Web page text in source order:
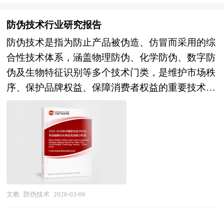
报告对于共享小型仓库产品生产企业、经销商、行
业管理部门以及拟进入该行业的投资者具有重要的
参考价值，对于研究我国共享小型仓库行业发展规
律、提高企业的运营效率、促进企业的发展壮大有
学术和实践的双重意义。
政策经济发展环境对体育用品行业潜在的风险和防
范建议进行分析。 《2026年版体育用品产业规划
专项研究报告》由中研产业规划院领衔制作，精英
专家团队在上千个重大项目积累了宝贵经验，为项
目成功落地保驾护航。中研产业规划院率先在业内
提出“全流程一体化”综合解决方案，提供从前期拿
地策划、定位策划、概念规划、空间规划、总体规
划、城市设计、建筑设计、景观设计、IP设计、商
业模式设计、招商、投资、运营等一系列咨询服
务。 中研普华通过对体育用品行业长期跟踪监
测，分析体育用品行业需求、供给、经营特性、获
取能力、产业链和价值链等多方面的内容，整合行
政策性开发性金融工具成为重要资金来源，特许经
营新机制、基础设施REITs等创新模式逐步推广，
但项目收益自平衡、社会资本参与积极性、长期运
营效率等关键问题仍需探索解决。在市场竞争方
面，央企和地方国企凭借资质、资金、信用优势在
价中标现象普遍，专业化、精细化的运营服务能力
不足；民营企业在细分领域和专业技术服务方面保
持活力，但市场准入壁垒和回款风险制约发展空
间。与此同时，行业面临建设标准体系滞后、智慧
化水平不高、全生命周期管理理念薄弱、应急保障
能力不足等深层挑战。 展望未来，市政工程产业
人才短缺、监管体系待完善等典型特征。随着单身
物服务已从边缘性补充消费演进为宠物经济的核心
增长极，其产业价值正从单一服务交付向"服务+内
容+社群"的情感生态构建深度延伸。 当前中国宠
物服务产业正处于从"野蛮生长"向"规范发展"转
型、从"个体作坊"向"连锁品牌"升级的关键成长
期。经过多年市场培育，我国已形成覆盖一二线城
市及下沉市场的宠物服务网络，宠物医疗连锁化率
有所提升，部分头部品牌在标准化运营、数字化管
理及会员体系建设方面取得突破，线上预约、上门
服务等新业态快速涌现，宠物保险渗透率稳步提
高。展望"十五五"时期，中国宠物服务行业将迎来
防伪技术行业研究报告
防伪技术是指为防止产品被伪造、仿冒而采用的综
合性技术体系，涵盖物理防伪、化学防伪、数字防
伪及生物特征识别等多个技术门类，是维护市场秩
序、保护品牌权益、保障消费者权益的重要技术手
段。从产业范畴看，防伪技术行业横跨材料科学、
光学工程、信息通信、数据安全等多学科领域，其
应用场景已从传统的烟酒、药品、化妆品、证照票
券等实体商品防伪，拓展至数字内容版权保护、供
应链溯源管理、工业互联网标识解析等数字经济基
础设施领域。作为典型的技术驱动型和标准规范型
产业，防伪技术的发展与制假技术的迭代演进持续
文教 防伪技术 2026-03-06